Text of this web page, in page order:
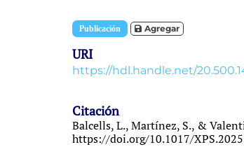
Item type:
Publicación Agregar
URI
https://hdl.handle.net/
Citación
Balcells, L., Martínez, S., &
https://doi.org/10.1017/